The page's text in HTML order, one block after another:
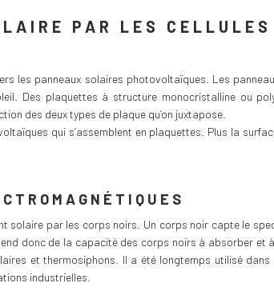
PAR LES CELLULES
les panneaux solaires photovoltaïques. Les
Des plaquettes à structure monocristalline ou
des deux types de plaque qu’on juxtapose.
qui s’assemblent en plaquettes. Plus la
solaire par les corps noirs. Un corps noir capte le
donc de la capacité des corps noirs à absorber et
et thermosiphons. Il a été longtemps utilisé dans
industrielles.